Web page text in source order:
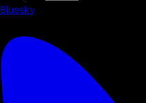
Bluesky